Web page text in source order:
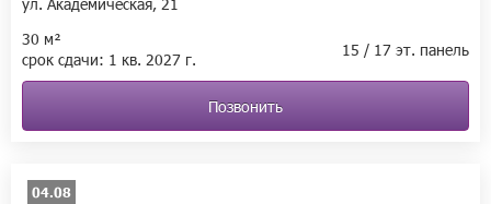
30 м²
срок сдачи: 1 кв. 2027 г. 15 / 17 эт. панель
Позвонить
04.08